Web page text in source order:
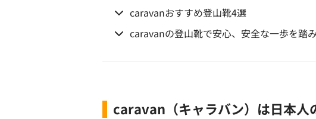
caravanおすすめ登山靴4選
caravanの登山靴で安心、安全な一歩を踏
caravan（キャラバン）は日本人